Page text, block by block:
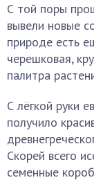
С той поры
вывели новые
природе есть
черешковая,
палитра
С лёгкой руки
получило
Скорей всего
семенные